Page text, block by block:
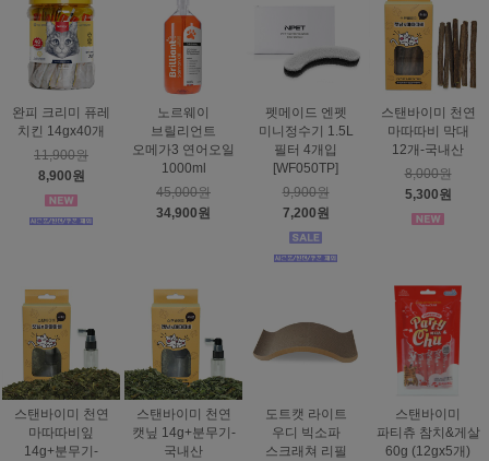
완피 크리미 퓨레
치킨 14gx40개
11,900원
8,900원
노르웨이
브릴리언트
오메가3 연어오일
1000ml
45,000원
34,900원
펫메이드 엔펫
미니정수기 1.5L
필터 4개입
[WF050TP]
9,900원
7,200원
스탠바이미 천연
마따따비 막대
12개-국내산
8,000원
5,300원
스탠바이미 천연
마따따비잎
14g+분무기-
스탠바이미 천연
캣닢 14g+분무기-
국내산
도트캣 라이트
우디 빅소파
스크래쳐 리필
스탠바이미
파티츄 참치&게살
60g (12gx5개)